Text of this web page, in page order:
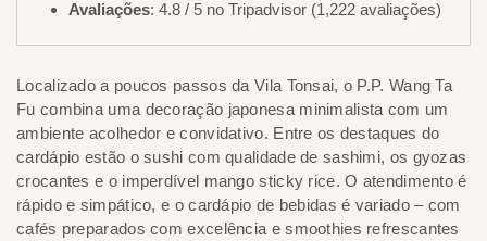
Avaliações: 4.8 / 5 no Tripadvisor (1,222 avaliações)
Localizado a poucos passos da Vila Tonsai, o P.P. Wang Ta
Fu combina uma decoração japonesa minimalista com um
ambiente acolhedor e convidativo. Entre os destaques do
cardápio estão o sushi com qualidade de sashimi, os gyozas
crocantes e o imperdível mango sticky rice. O atendimento é
rápido e simpático, e o cardápio de bebidas é variado – com
cafés preparados com excelência e smoothies refrescantes